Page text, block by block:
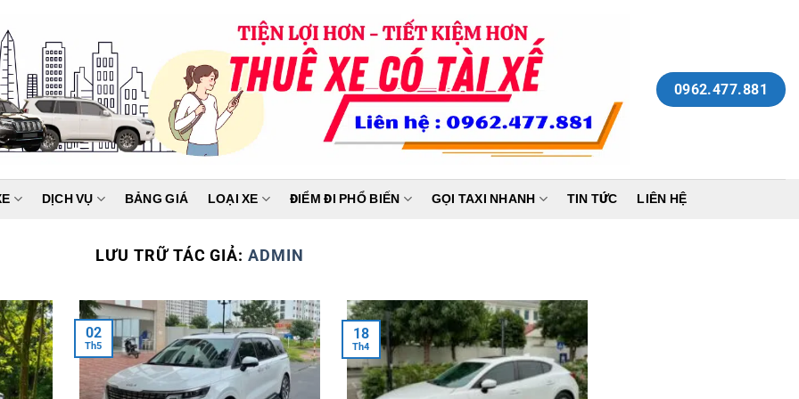
0962.477.881
DỊCH VỤ BẢNG GIÁ LOẠI XE ĐIỂM ĐI PHỔ BIẾN GỌI TAXI NHANH TIN TỨC LIÊN HỆ
LƯU TRỮ TÁC GIẢ:ADMIN
02
Th5
18
Th4